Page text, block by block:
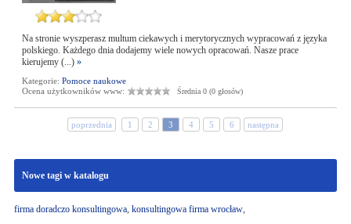
Na stronie wyszperasz multum ciekawych i merytorycznych wypracowań z języka
polskiego. Każdego dnia dodajemy wiele nowych opracowań. Nasze prace
kierujemy (...) »
Kategorie: Pomoce naukowe
Ocena użytkowników www:
Średnia 0 (0 głosów)
poprzednia 1 2 3 4 5 6 następna
Nowe tagi w katalogu
firma doradczo konsultingowa, konsultingowa firma wrocław,